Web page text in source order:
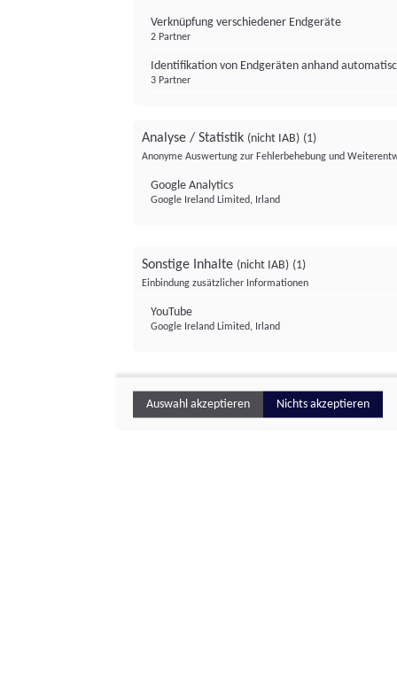
Verknüpfung verschiedener Endgeräte
2 Partner
Identifikation von Endgeräten anhand
3 Partner
Analyse / Statistik (nicht IAB) (1)
Anonyme Auswertung zur Fehlerbehebung und
Google Analytics
Google Ireland Limited, Irland
Sonstige Inhalte (nicht IAB) (1)
Einbindung zusätzlicher Informationen
YouTube
Google Ireland Limited, Irland
Auswahl akzeptieren Nichts akzeptieren